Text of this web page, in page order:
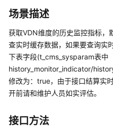
速
入
门
用
户
南
场景描述
获取VDN维度的历史监控指标，
查实时缓存数据，如果要查询实
下表字段(t_cms_sysparam表中
history_monitor_indicator/
修改为：true，由于接口结算实
开前请和维护人员如实评估。
接口方法